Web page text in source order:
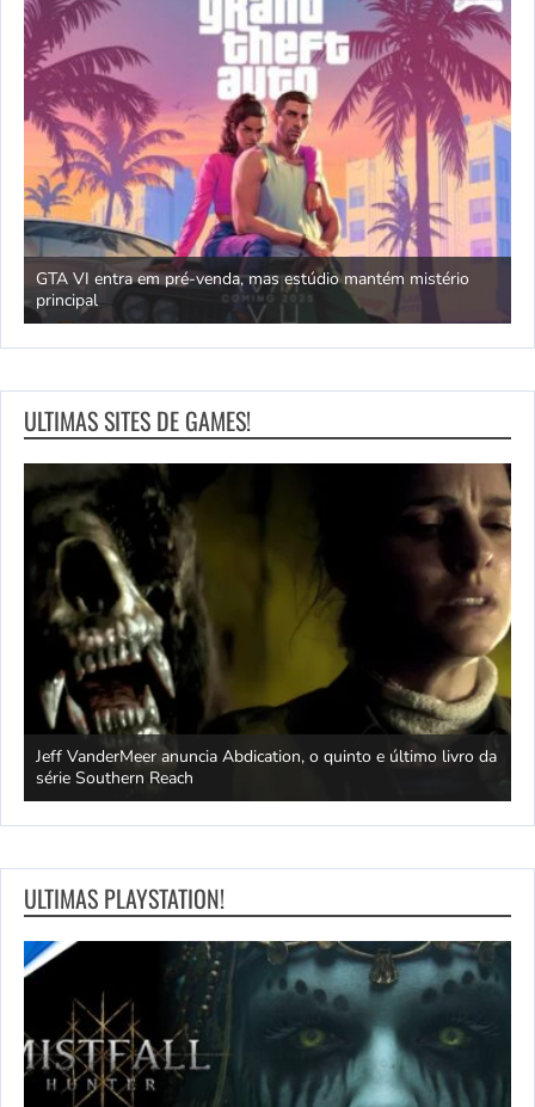
GTA VI entra em pré-venda, mas estúdio mantém mistério
principal
ULTIMAS SITES DE GAMES!
Jeff VanderMeer anuncia Abdication, o quinto e último livro da
série Southern Reach
ULTIMAS PLAYSTATION!